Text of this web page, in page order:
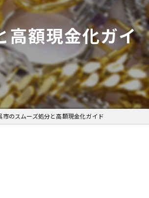
高額現金化ガイ
のスムーズ処分と高額現金化ガイド